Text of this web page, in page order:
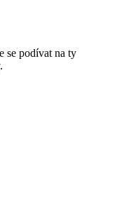
se podívat na ty